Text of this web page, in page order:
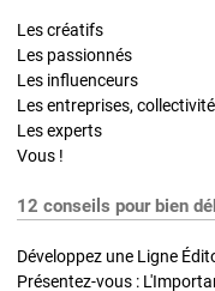
Les créatifs
Les passionnés
Les influenceurs
Les entreprises,
Les experts
Vous !
12 conseils pour bien
Développez une Ligne
Présentez-vous :